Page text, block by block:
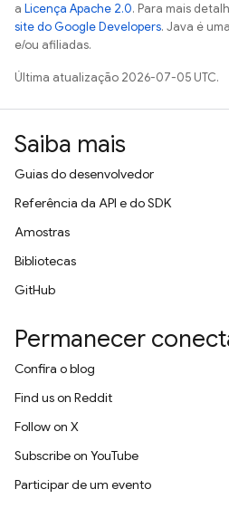
a Licença Apache 2.0. Para mais
site do Google Developers. Java é
e/ou afiliadas.
Última atualização 2026-07-05 UTC.
Saiba mais
Guias do desenvolvedor
Referência da API e do SDK
Amostras
Bibliotecas
GitHub
Permanecer
Confira o blog
Find us on Reddit
Follow on X
Subscribe on YouTube
Participar de um evento